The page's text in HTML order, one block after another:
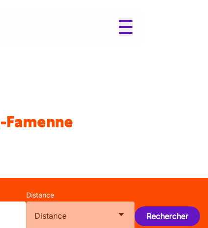
Distance
Distance Rechercher